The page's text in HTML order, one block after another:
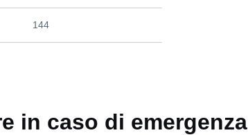
144
in caso di emergenza